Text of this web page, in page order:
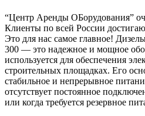
“Центр Аренды ОБорудования”
Клиенты по всей России
Это для нас самое главное!
300 — это надежное и мощное
используется для обеспечения
строительных площадках. Его
стабильное и непрерывное
отсутствует постоянное
или когда требуется резервное